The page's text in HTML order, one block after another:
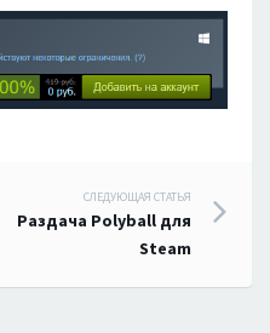
СЛЕДУЮЩАЯ СТАТЬЯ
Раздача Polyball для
Steam